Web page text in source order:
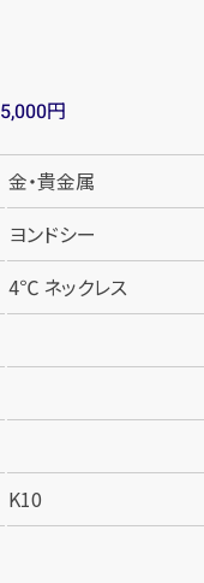
5,000円
金・貴金属
ヨンドシー
4℃ ネックレス
K10